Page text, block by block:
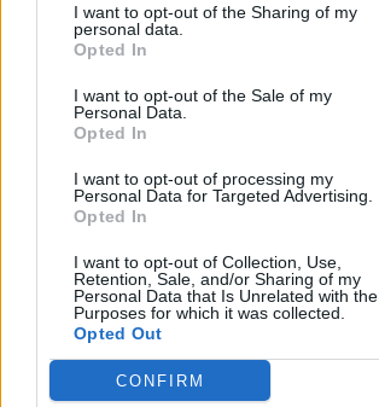
I want to opt-out of the Sharing of my
personal data.
Opted In
I want to opt-out of the Sale of my
Personal Data.
Opted In
I want to opt-out of processing my
Personal Data for Targeted Advertising.
Opted In
I want to opt-out of Collection, Use,
Retention, Sale, and/or Sharing of my
Personal Data that Is Unrelated with the
Purposes for which it was collected.
Opted Out
CONFIRM
Mad.gr στο MSN
Μοιράσου αυτό το άρθρο
Προηγούμενο